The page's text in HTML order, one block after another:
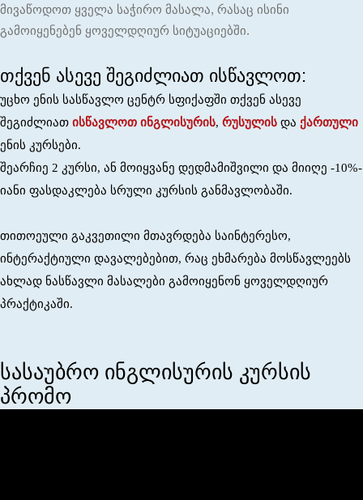
მივაწოდოთ ყველა საჭირო მასალა, რასაც ისინი
გამოიყენებენ ყოველდღიურ სიტუაციებში.
თქვენ ასევე შეგიძლიათ ისწავლოთ:
უცხო ენის სასწავლო ცენტრ სფიქაფში თქვენ ასევე
შეგიძლიათ ისწავლოთ ინგლისურის, რუსულის და ქართული
ენის კურსები.
შეარჩიე 2 კურსი, ან მოიყვანე დედმამიშვილი და მიიღე -10%-
იანი ფასდაკლება სრული კურსის განმავლობაში.
თითოეული გაკვეთილი მთავრდება საინტერესო,
ინტერაქტიული დავალებებით, რაც ეხმარება მოსწავლეებს
ახლად ნასწავლი მასალები გამოიყენონ ყოველდღიურ
პრაქტიკაში.
სასაუბრო ინგლისურის კურსის
პრომო